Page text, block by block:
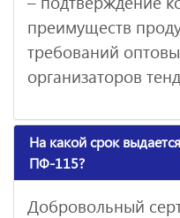
преимуществ
требований
организаторов
На какой срок
ПФ-115?
Добровольный